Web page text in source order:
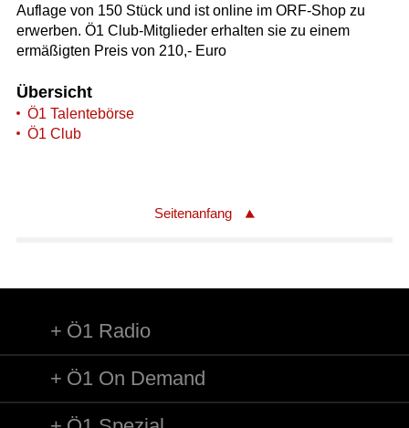
Auflage von 150 Stück und ist online im ORF-Shop zu
erwerben. Ö1 Club-Mitglieder erhalten sie zu einem
ermäßigten Preis von 210,- Euro
Übersicht
Ö1 Talentebörse
Ö1 Club
Seitenanfang
Ö1 Radio
Ö1 On Demand